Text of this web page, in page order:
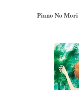
Piano No Mori